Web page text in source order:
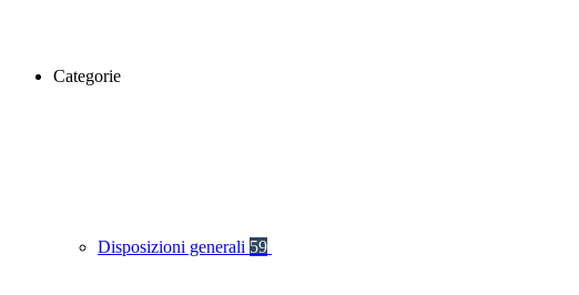
Categorie
Disposizioni generali 59